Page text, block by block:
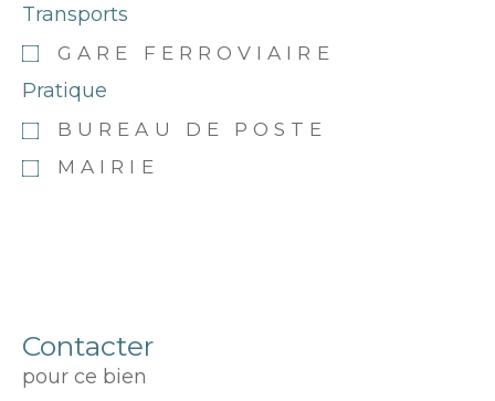
Transports
GARE FERROVIAIRE
Pratique
BUREAU DE POSTE
MAIRIE
Contacter
pour ce bien